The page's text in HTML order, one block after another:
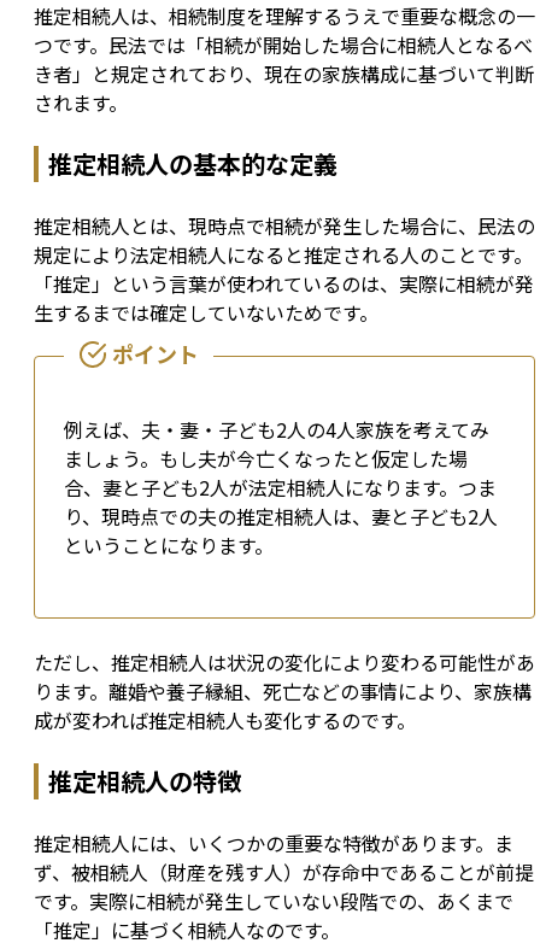
推定相続人は、相続制度を理解するうえで重要な概念の一
つです。民法では「相続が開始した場合に相続人となるべ
き者」と規定されており、現在の家族構成に基づいて判断
されます。
推定相続人の基本的な定義
推定相続人とは、現時点で相続が発生した場合に、民法の
規定により法定相続人になると推定される人のことです。
「推定」という言葉が使われているのは、実際に相続が発
生するまでは確定していないためです。
例えば、夫・妻・子ども2人の4人家族を考えてみ
ましょう。もし夫が今亡くなったと仮定した場
合、妻と子ども2人が法定相続人になります。つま
り、現時点での夫の推定相続人は、妻と子ども2人
ということになります。
ただし、推定相続人は状況の変化により変わる可能性があ
ります。離婚や養子縁組、死亡などの事情により、家族構
成が変われば推定相続人も変化するのです。
推定相続人の特徴
推定相続人には、いくつかの重要な特徴があります。ま
ず、被相続人（財産を残す人）が存命中であることが前提
です。実際に相続が発生していない段階での、あくまで
「推定」に基づく相続人なのです。